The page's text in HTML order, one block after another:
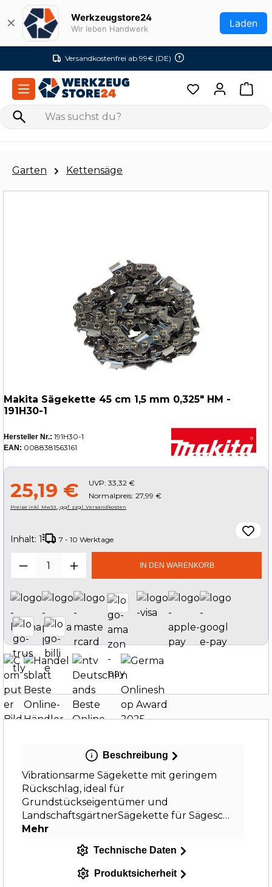
Zum Hauptinhalt springen
✕ Werkzeugstore24
Wir leben Handwerk Laden
Versandkostenfrei ab 99€ (DE)
Garten Kettensäge
Makita Sägekette 45 cm 1,5 mm 0,325" HM -
191H30-1
Hersteller Nr.: 191H30-1
EAN: 0088381563161
25,19 € UVP: 33,32 €
Normalpreis: 27,99 €
Preise inkl. MwSt., ggf. zzgl. Versandkosten
Inhalt: 1 7 - 10 Werktage
Produkt Anzahl: Gib denIN DEN WARENKORB
Beschreibung
Vibrationsarme Sägekette mit geringem
Rückschlag, ideal für
Grundstückseigentümer und
LandschaftsgärtnerSägekette für Sägesc…
Mehr
Technische Daten
Produktsicherheit